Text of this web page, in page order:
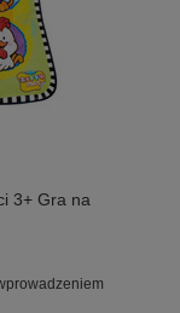
3+ Gra na